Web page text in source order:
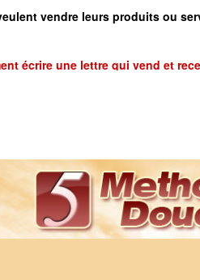
vendre leurs produits ou
écrire une lettre qui vend et
copywriting vous dévoile la
de
Et vous dit